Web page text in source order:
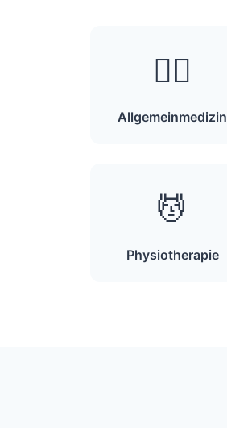
👨‍⚕️
Allgemeinmedizin
💆
Physiotherapie